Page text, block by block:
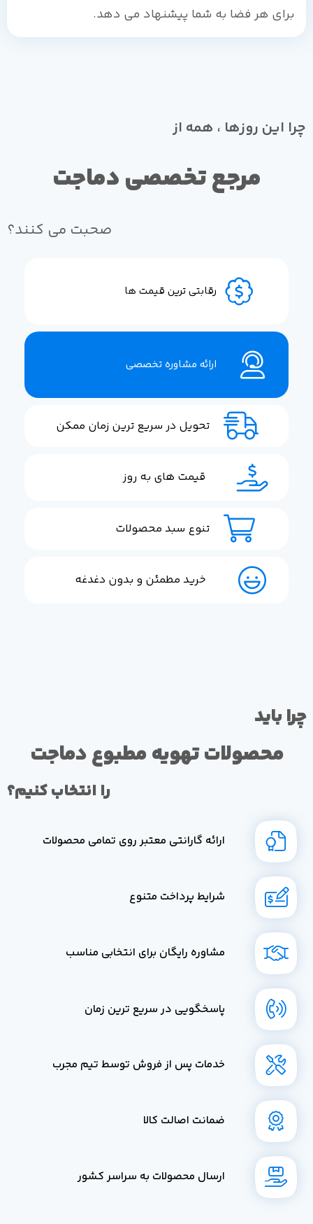
برای هر فضا به شما پیشنهاد می دهد.
چرا این روزها ، همه از
مرجع تخصصی دماجت
صحبت می کنند؟
رقابتی ترین قیمت ها
ارائه مشاوره تخصصی
تحویل در سریع ترین زمان ممکن
قیمت های به روز
تنوع سبد محصولات
خرید مطمئن و بدون دغدغه
چرا باید
محصولات تهویه مطبوع دماجت
را انتخاب کنیم؟
ارائه گارانتی معتبر روی تمامی محصولات
شرایط پرداخت متنوع
مشاوره رایگان برای انتخابی مناسب
پاسخگویی در سریع ترین زمان
خدمات پس از فروش توسط تیم مجرب
ضمانت اصالت کالا
ارسال محصولات به سراسر کشور